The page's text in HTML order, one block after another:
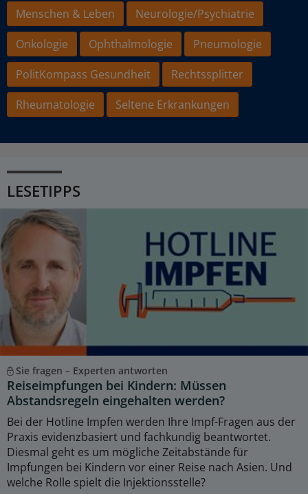
Menschen & Leben
Neurologie/Psychiatrie
Onkologie
Ophthalmologie
Pneumologie
PolitKompass Gesundheit
Rechtssplitter
Rheumatologie
Seltene Erkrankungen
LESETIPPS
Sie fragen – Experten antworten
Reiseimpfungen bei Kindern: Müssen
Abstandsregeln eingehalten werden?
Bei der Hotline Impfen werden Ihre Impf-Fragen aus der
Praxis evidenzbasiert und fachkundig beantwortet.
Diesmal geht es um mögliche Zeitabstände für
Impfungen bei Kindern vor einer Reise nach Asien. Und
welche Rolle spielt die Injektionsstelle?